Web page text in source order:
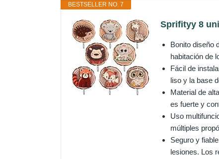
BESTSELLER NO. 7
Sprifityy 8
Bonito diseño
habitación de
Fácil de
liso y la base
Material de
es fuerte y
Uso
múltiples
Seguro y
lesiones. Los